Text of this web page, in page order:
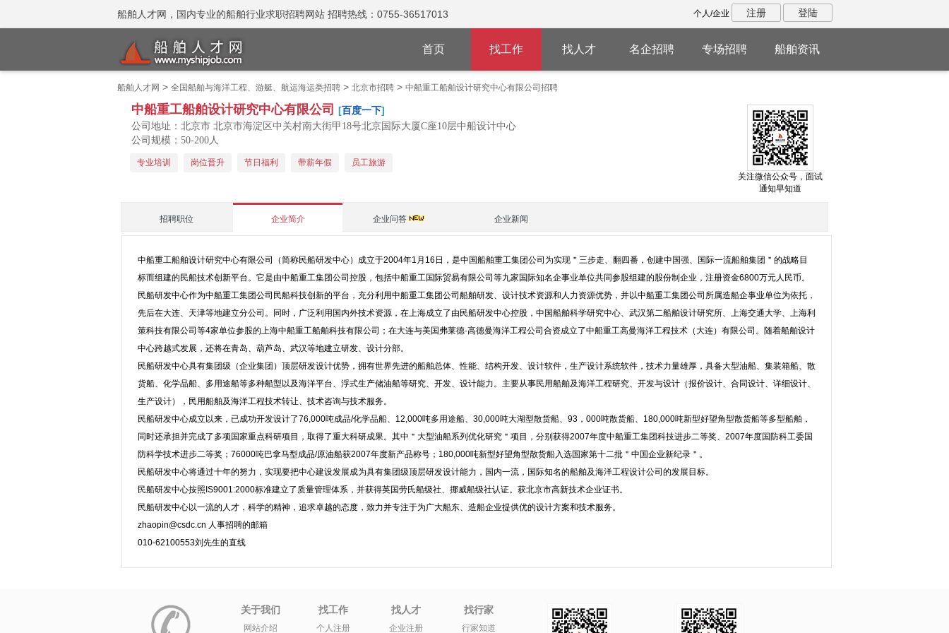
船舶人才网，国内专业的船舶行业求职招聘网站 招聘热线：0755-36517013 个人/企业 注册 登陆
首页 找工作 找人才 名企招聘 专场招聘 船舶资讯
船舶人才网 > 全国船舶与海洋工程、游艇、航运海运类招聘> 北京市招聘> 中船重工船舶设计研究中心有限公司招聘
中船重工船舶设计研究中心有限公司 [百度一下]
公司地址：北京市 北京市海淀区中关村南大街甲18号北京国际大厦C座10层中船设计中心
公司规模：50-200人
专业培训 岗位晋升 节日福利 带薪年假
员工旅游
关注微信公众号，面试
通知早知道
招聘职位 企业简介 企业问答 企业新闻
中船重工船舶设计研究中心有限公司（简称民船研发中心）成立于2004年1月16日，是中国船舶重工集团公司为实现＂三步走、翻四番，创建中国强、国际一流船舶集团＂的战略目
标而组建的民船技术创新平台。它是由中船重工集团公司控股，包括中船重工国际贸易有限公司等九家国际知名企事业单位共同参股组建的股份制企业，注册资金6800万元人民币。
民船研发中心作为中船重工集团公司民船科技创新的平台，充分利用中船重工集团公司船舶研发、设计技术资源和人力资源优势，并以中船重工集团公司所属造船企事业单位为依托，
先后在大连、天津等地建立分公司。同时，广泛利用国内外技术资源，在上海成立了由民船研发中心控股，中国船舶科学研究中心、武汉第二船舶设计研究所、上海交通大学、上海利
策科技有限公司等4家单位参股的上海中船重工船舶科技有限公司；在大连与美国弗莱德·高德曼海洋工程公司合资成立了中船重工高曼海洋工程技术（大连）有限公司。随着船舶设计
中心跨越式发展，还将在青岛、葫芦岛、武汉等地建立研发、设计分部。
民船研发中心具有集团级（企业集团）顶层研发设计优势，拥有世界先进的船舶总体、性能、结构开发、设计软件，生产设计系统软件，技术力量雄厚，具备大型油船、集装箱船、散
货船、化学品船、多用途船等多种船型以及海洋平台、浮式生产储油船等研究、开发、设计能力。主要从事民用船舶及海洋工程研究、开发与设计（报价设计、合同设计、详细设计、
生产设计），民用船舶及海洋工程技术转让、技术咨询与技术服务。
民船研发中心成立以来，已成功开发设计了76,000吨成品/化学品船、12,000吨多用途船、30,000吨大湖型散货船、93，000吨散货船、180,000吨新型好望角型散货船等多型船舶，
同时还承担并完成了多项国家重点科研项目，取得了重大科研成果。其中＂大型油船系列优化研究＂项目，分别获得2007年度中船重工集团科技进步二等奖、2007年度国防科工委国
防科学技术进步二等奖；76000吨巴拿马型成品/原油船获2007年度新产品称号；180,000吨新型好望角型散货船入选国家第十二批＂中国企业新纪录＂。
民船研发中心将通过十年的努力，实现要把中心建设发展成为具有集团级顶层研发设计能力，国内一流，国际知名的船舶及海洋工程设计公司的发展目标。
民船研发中心按照IS9001:2000标准建立了质量管理体系，并获得英国劳氏船级社、挪威船级社认证。获北京市高新技术企业证书。
民船研发中心以一流的人才，科学的精神，追求卓越的态度，致力并专注于为广大船东、造船企业提供优的设计方案和技术服务。
zhaopin@csdc.cn 人事招聘的邮箱
010-62100553刘先生的直线
关于我们
网站介绍
找工作
个人注册
找人才
企业注册
找行家
行家知道